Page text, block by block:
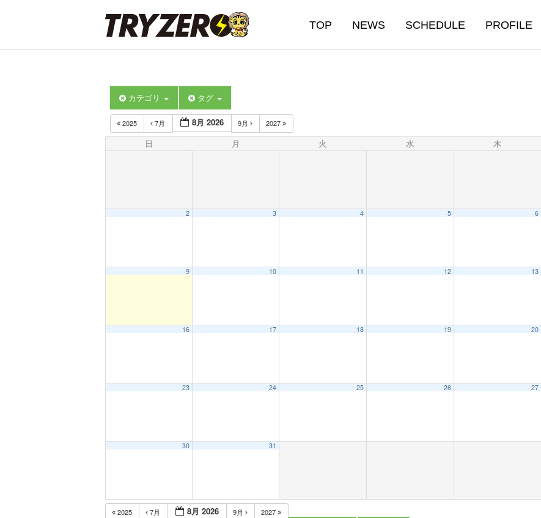
TOP NEWS SCHEDULE PROFILE
カテゴリ タグ
2025 7月 8月 2026 9月 2027
日 月 火 水 木
2 3 4 5 6
9 10 11 12 13
16 17 18 19 20
23 24 25 26 27
30 31
2025 7月 8月 2026 9月 2027